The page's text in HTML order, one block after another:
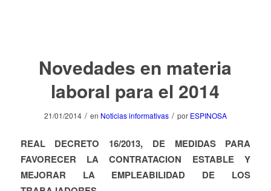
Novedades en materia
laboral para el 2014
21/01/2014 / en Noticias informativas / por ESPINOSA
REAL DECRETO 16/2013, DE MEDIDAS PARA
FAVORECER LA CONTRATACION ESTABLE Y
MEJORAR LA EMPLEABILIDAD DE LOS